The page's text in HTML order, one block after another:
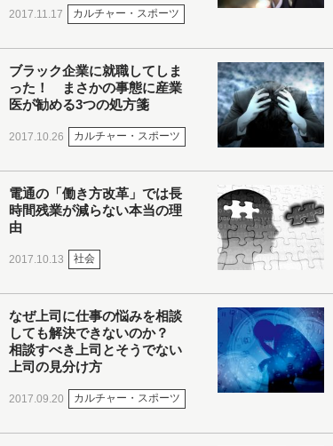
2017.11.17 カルチャー・スポーツ
ブラック企業に就職してしま
った！ まさかの事態に産業
医が勧める3つの処方箋
2017.10.26 カルチャー・スポーツ
電通の「働き方改革」では長
時間残業が減らない本当の理
由
2017.10.13 社会
なぜ上司に仕事の悩みを相談
しても解決できないのか？
相談すべき上司とそうでない
上司の見分け方
2017.09.20 カルチャー・スポーツ